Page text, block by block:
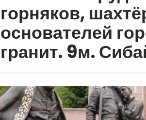
горняков,
основателей
гранит. 9м.